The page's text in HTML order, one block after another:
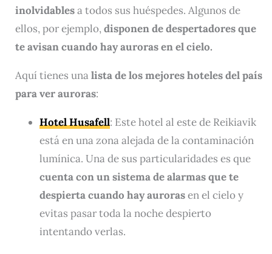
inolvidablesa todos sus huéspedes. Algunos de
ellos, por ejemplo,disponen de despertadores que
te avisan cuando hay auroras en el cielo.
Aquí tienes unalista de los mejores hoteles del país
para ver auroras:
Hotel Husafell: Este hotel al este de Reikiavik
está en una zona alejada de la contaminación
lumínica. Una de sus particularidades es que
cuenta con un sistema de alarmas que te
despierta cuando hay aurorasen el cielo y
evitas pasar toda la noche despierto
intentando verlas.